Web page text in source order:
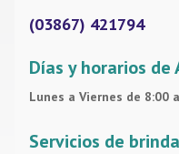
(03867) 421794
Días y horarios de
Lunes a Viernes de 8:00
Servicios de brinda